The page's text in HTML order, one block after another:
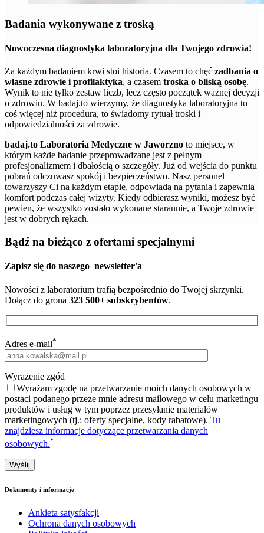
Badania wykonywane z troską
Nowoczesna diagnostyka laboratoryjna dla Twojego zdrowia!
Za każdym badaniem krwi stoi historia. Czasem to chęć zadbania o
własne zdrowie i profilaktyka, a czasem troska o bliską osobę.
Wynik to nie tylko zestaw liczb, lecz często początek ważnej decyzji
o zdrowiu. W badaj.to wierzymy, że diagnostyka laboratoryjna to
coś więcej niż procedura, to świadomy rytuał troski i
odpowiedzialności za zdrowie.
badaj.to Laboratoria Medyczne w Jaworzno to miejsce, w
którym każde badanie przeprowadzane jest z pełnym
profesjonalizmem i dbałością o szczegóły. Już od wejścia do punktu
pobrań odczuwasz spokój i bezpieczeństwo. Nasz personel
towarzyszy Ci na każdym etapie, odpowiada na pytania i zapewnia
komfort podczas całej wizyty. Kiedy odbierasz wyniki, możesz być
pewien, że wszystko zostało wykonane starannie, a Twoje zdrowie
jest w dobrych rękach.
Bądź na bieżąco z ofertami specjalnymi
Zapisz się do naszego newsletter'a
Nowości z laboratorium trafią bezpośrednio do Twojej skrzynki.
Dołącz do grona 323 500+ subskrybentów.
Adres e-mail*
Wyrażenie zgód
Wyrażam zgodę na przetwarzanie moich danych osobowych w
postaci podanego przeze mnie adresu mailowego w celu marketingu
produktów i usług w tym poprzez przesyłanie materiałów
marketingowych (tj.: oferty specjalne, kody rabatowe). Tu
znajdziesz informacje dotyczące przetwarzania danych
osobowych.*
Dokumenty i informacje
Ankieta satysfakcji
Ochrona danych osobowych